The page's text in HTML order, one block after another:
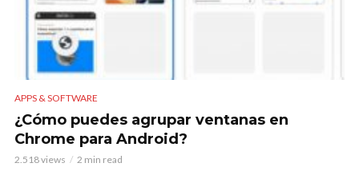
APPS & SOFTWARE
¿Cómo puedes agrupar ventanas en
Chrome para Android?
2.518 views 2 min read